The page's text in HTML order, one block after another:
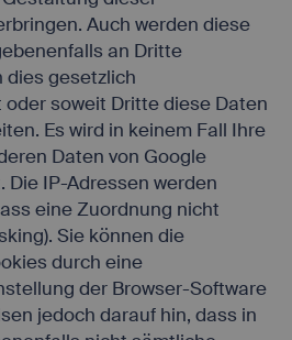
Auch werden diese
an Dritte
dies gesetzlich
soweit Dritte diese Daten
Es wird in keinem Fall Ihre
Daten von Google
IP-Adressen werden
eine Zuordnung nicht
Sie können die
durch eine
der Browser-Software
jedoch darauf hin, dass in